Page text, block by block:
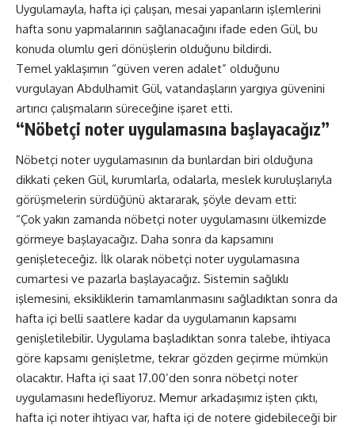
Uygulamayla, hafta içi çalışan, mesai yapanların işlemlerini
hafta sonu yapmalarının sağlanacağını ifade eden Gül, bu
konuda olumlu geri dönüşlerin olduğunu bildirdi.
Temel yaklaşımın “güven veren adalet” olduğunu
vurgulayan Abdulhamit Gül, vatandaşların yargıya güvenini
artırıcı çalışmaların süreceğine işaret etti.
“Nöbetçi noter uygulamasına başlayacağız”
Nöbetçi noter uygulamasının da bunlardan biri olduğuna
dikkati çeken Gül, kurumlarla, odalarla, meslek kuruluşlarıyla
görüşmelerin sürdüğünü aktararak, şöyle devam etti:
“Çok yakın zamanda nöbetçi noter uygulamasını ülkemizde
görmeye başlayacağız. Daha sonra da kapsamını
genişleteceğiz. İlk olarak nöbetçi noter uygulamasına
cumartesi ve pazarla başlayacağız. Sistemin sağlıklı
işlemesini, eksikliklerin tamamlanmasını sağladıktan sonra da
hafta içi belli saatlere kadar da uygulamanın kapsamı
genişletilebilir. Uygulama başladıktan sonra talebe, ihtiyaca
göre kapsamı genişletme, tekrar gözden geçirme mümkün
olacaktır. Hafta içi saat 17.00’den sonra nöbetçi noter
uygulamasını hedefliyoruz. Memur arkadaşımız işten çıktı,
hafta içi noter ihtiyacı var, hafta içi de notere gidebileceği bir